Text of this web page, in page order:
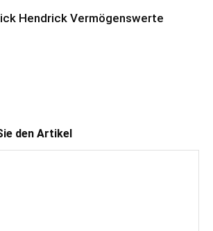
Hendrick Vermögenswerte
den Artikel